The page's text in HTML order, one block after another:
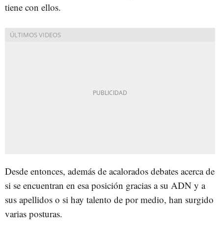
tiene con ellos.
Desde entonces, además de acalorados debates acerca de
si se encuentran en esa posición gracias a su ADN y a
sus apellidos o si hay talento de por medio, han surgido
varias posturas.